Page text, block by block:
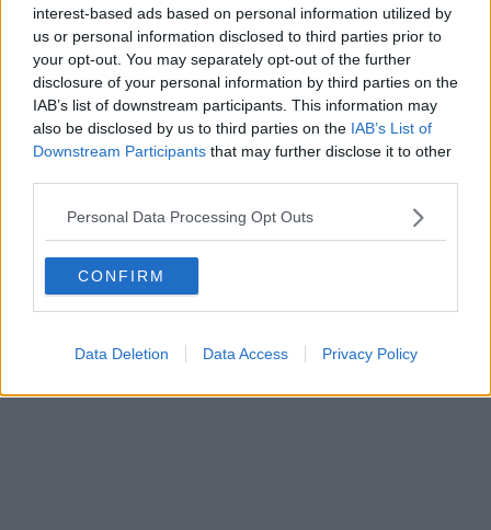
interest-based ads based on personal information utilized by
us or personal information disclosed to third parties prior to
your opt-out. You may separately opt-out of the further
disclosure of your personal information by third parties on the
IAB’s list of downstream participants. This information may
also be disclosed by us to third parties on the IAB’s List of
Downstream Participants that may further disclose it to other
Personal Data Processing Opt Outs
CONFIRM
Data Deletion Data Access Privacy Policy